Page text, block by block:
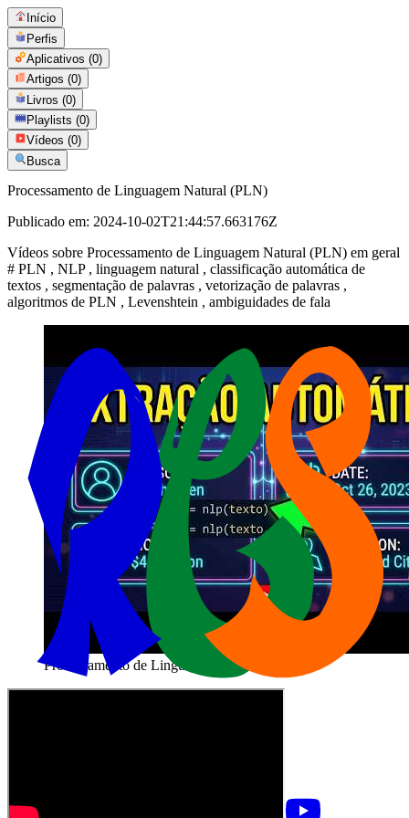
Início
Perfis
Aplicativos (0)
Artigos (0)
Livros (0)
Playlists (0)
Vídeos (0)
Busca
Processamento de Linguagem Natural (PLN)
Publicado em: 2024-10-02T21:44:57.663176Z
Vídeos sobre Processamento de Linguagem Natural (PLN) em geral
# PLN , NLP , linguagem natural , classificação automática de
textos , segmentação de palavras , vetorização de palavras ,
algoritmos de PLN , Levenshtein , ambiguidades de fala
Processamento de Linguagem Natural (PLN)